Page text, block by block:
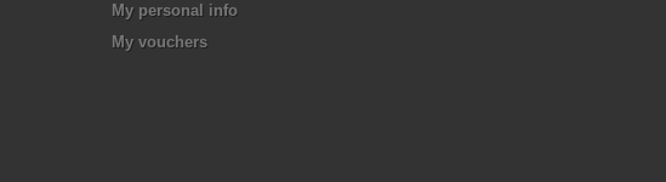
My personal info
My vouchers